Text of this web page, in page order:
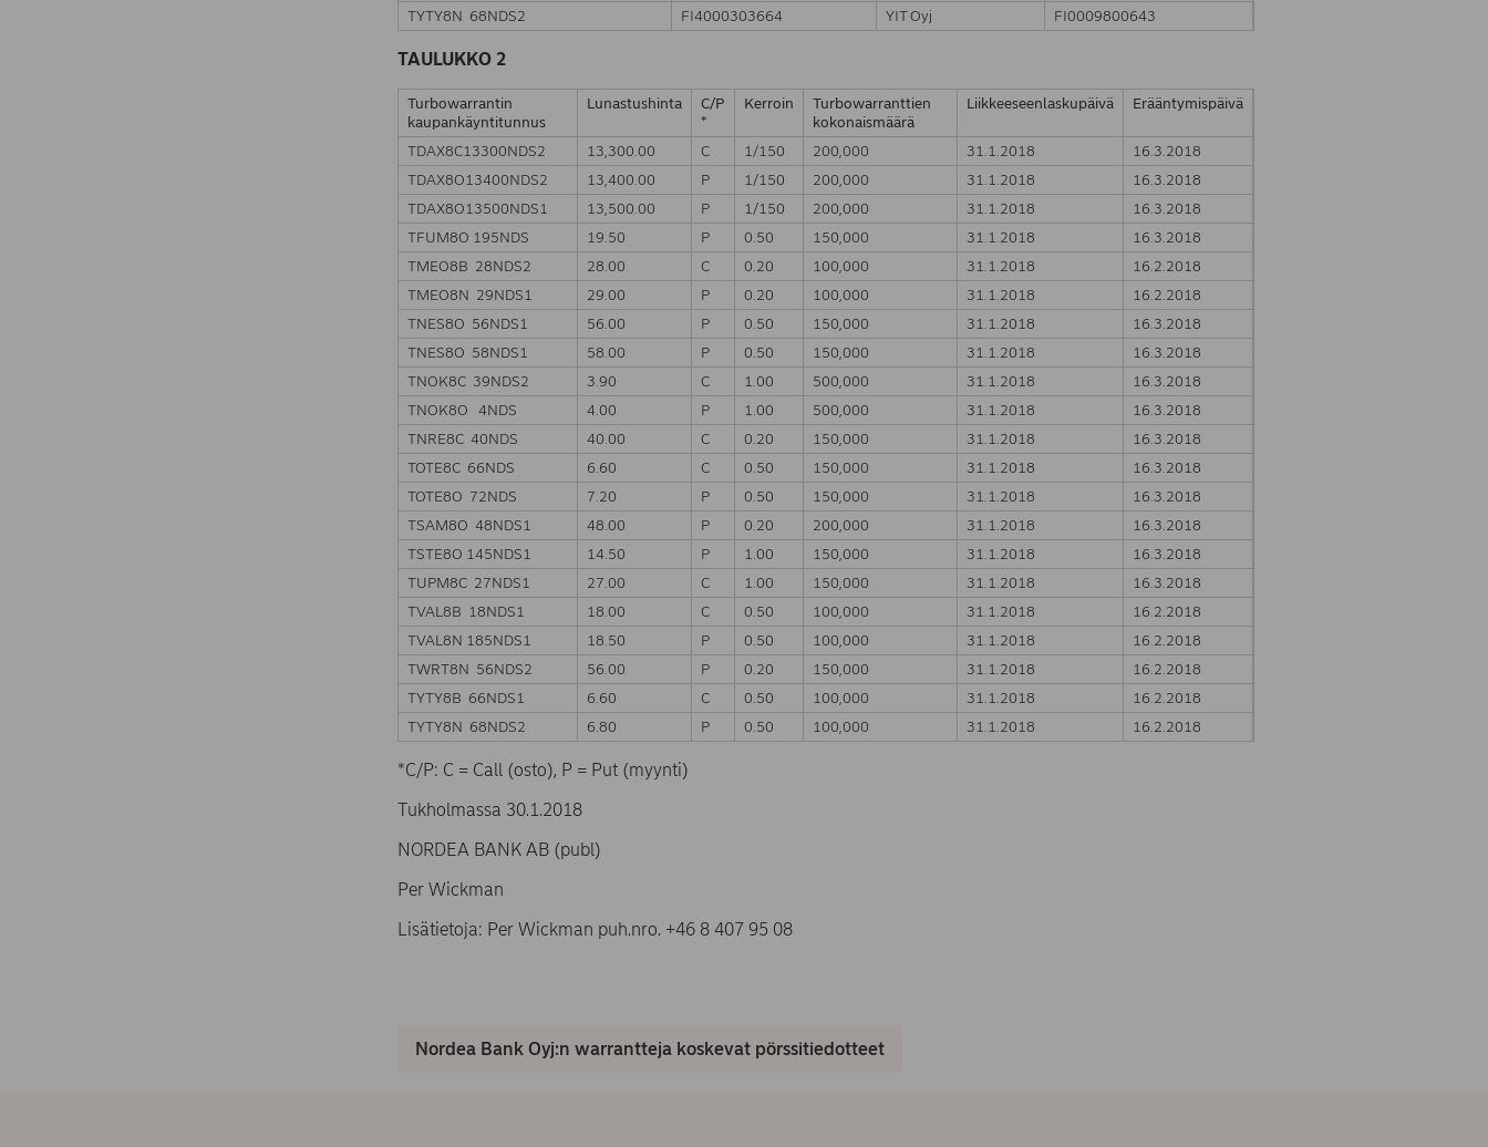
TYTY8N 68NDS2
FI4000303664 YIT Oyj FI0009800643
TAULUKKO 2
Turbowarrantin
kaupankäyntitunnus
Lunastushinta
C/P
*
Kerroin
Turbowarranttien
kokonaismäärä
Liikkeeseenlaskupäivä Erääntymispäivä
TDAX8C13300NDS2 13,300.00 C 1/150 200,000 31.1.2018
16.3.2018
TDAX8O13400NDS2
13,400.00 P 1/150 200,000 31.1.2018
16.3.2018
TDAX8O13500NDS1
13,500.00 P 1/150 200,000 31.1.2018
16.3.2018
TFUM8O 195NDS
19.50 P 0.50 150,000 31.1.2018
16.3.2018
TMEO8B 28NDS2
28.00 C 0.20 100,000 31.1.2018
16.2.2018
TMEO8N 29NDS1
29.00 P 0.20 100,000 31.1.2018
16.2.2018
TNES8O 56NDS1
56.00 P 0.50 150,000 31.1.2018
16.3.2018
TNES8O 58NDS1
58.00 P 0.50 150,000 31.1.2018
16.3.2018
TNOK8C 39NDS2
3.90 C 1.00 500,000 31.1.2018
16.3.2018
TNOK8O 4NDS
4.00 P 1.00 500,000 31.1.2018
16.3.2018
TNRE8C 40NDS
40.00 C 0.20 150,000 31.1.2018
16.3.2018
TOTE8C 66NDS
6.60 C 0.50 150,000 31.1.2018
16.3.2018
TOTE8O 72NDS
7.20 P 0.50 150,000 31.1.2018
16.3.2018
TSAM8O 48NDS1
48.00 P 0.20 200,000 31.1.2018
16.3.2018
TSTE8O 145NDS1
14.50 P 1.00 150,000 31.1.2018
16.3.2018
TUPM8C 27NDS1
27.00 C 1.00 150,000 31.1.2018
16.3.2018
TVAL8B 18NDS1
18.00 C 0.50 100,000 31.1.2018
16.2.2018
TVAL8N 185NDS1
18.50 P 0.50 100,000 31.1.2018
16.2.2018
TWRT8N 56NDS2
56.00 P 0.20 150,000 31.1.2018
16.2.2018
TYTY8B 66NDS1
6.60 C 0.50 100,000 31.1.2018
16.2.2018
TYTY8N 68NDS2
6.80 P 0.50 100,000 31.1.2018 16.2.2018
*C/P: C = Call (osto), P = Put (myynti)
Tukholmassa 30.1.2018
NORDEA BANK AB (publ)
Per Wickman
Lisätietoja: Per Wickman puh.nro. +46 8 407 95 08
Nordea Bank Oyj:n warrantteja koskevat pörssitiedotteet